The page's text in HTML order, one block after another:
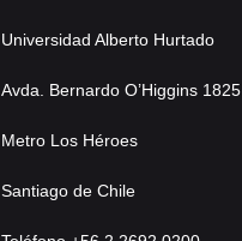
Universidad Alberto Hurtado
Avda. Bernardo O’Higgins 1825
Metro Los Héroes
Santiago de Chile